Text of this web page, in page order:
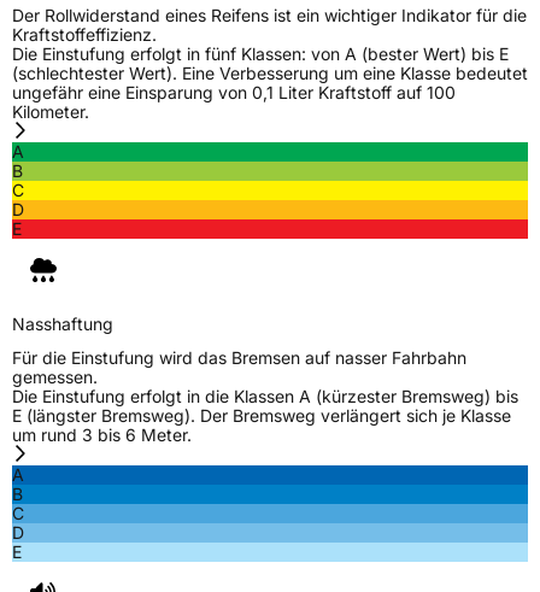
ModellnameCatchfors HT
FahrzeugartPKW & SUV
Weitere Eigenschaften
SchlauchtypTL
ZustandNeureifen
Nasshaftung B
Rollgeräusch (Klasse)
Der Rollwiderstand eines Reifens ist ein wichtiger Indikator für die
Kraftstoffeffizienz.
Die Einstufung erfolgt in fünf Klassen: von A (bester Wert) bis E
(schlechtester Wert). Eine Verbesserung um eine Klasse bedeutet
ungefähr eine Einsparung von 0,1 Liter Kraftstoff auf 100
Kilometer.
A
B
C
D
E
Nasshaftung
Für die Einstufung wird das Bremsen auf nasser Fahrbahn
gemessen.
Die Einstufung erfolgt in die Klassen A (kürzester Bremsweg) bis
E (längster Bremsweg). Der Bremsweg verlängert sich je Klasse
um rund 3 bis 6 Meter.
A
B
C
D
E